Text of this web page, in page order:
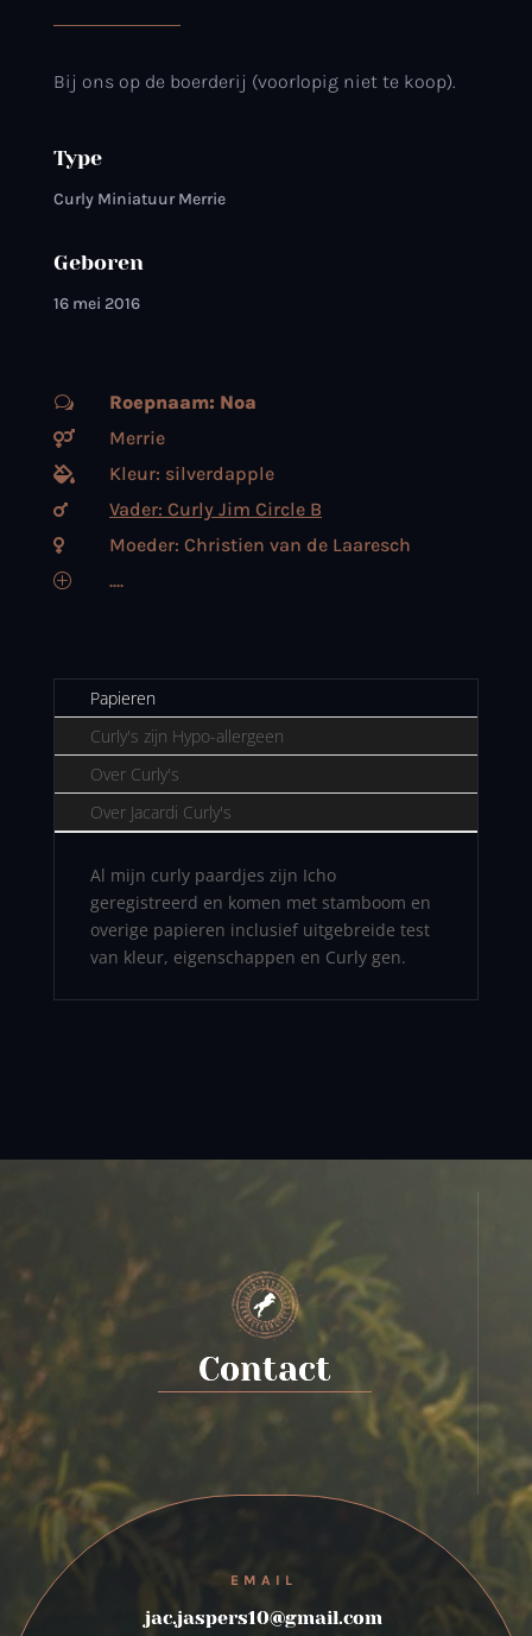
Bij ons op de boerderij (voorlopig niet te koop).
Type
Curly Miniatuur Merrie
Geboren
16 mei 2016
w Roepnaam: Noa
 Merrie
 Kleur: silverdapple
 Vader: Curly Jim Circle B
 Moeder: Christien van de Laaresch
P ....
Papieren
Curly's zijn Hypo-allergeen
Over Curly's
Over Jacardi Curly's
Al mijn curly paardjes zijn Icho
geregistreerd en komen met stamboom en
overige papieren inclusief uitgebreide test
van kleur, eigenschappen en Curly gen.
Contact
EMAIL
jac.jaspers10@gmail.com